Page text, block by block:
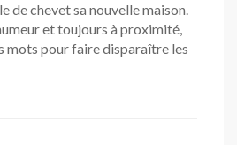
de chevet sa nouvelle maison.
et toujours à proximité,
mots pour faire disparaître les